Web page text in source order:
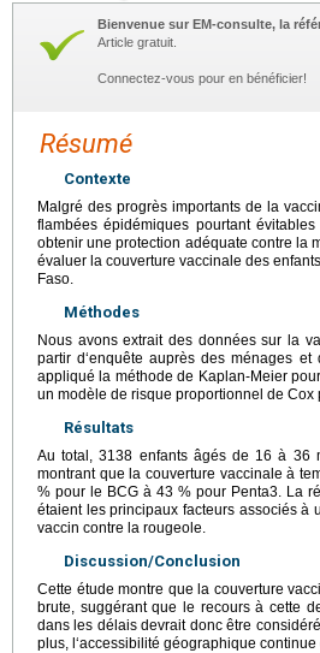
Bienvenue sur EM-consulte, la
Article gratuit.
Connectez-vous pour en bénéficier!
Résumé
Contexte
Malgré des progrès importants de la
flambées épidémiques pourtant
obtenir une protection adéquate contre la
évaluer la couverture vaccinale des
Faso.
Méthodes
Nous avons extrait des données sur la
partir d‘enquête auprès des ménages
appliqué la méthode de Kaplan-Meier
un modèle de risque proportionnel de
Résultats
Au total, 3138 enfants âgés de 16 à 36
montrant que la couverture vaccinale à
% pour le BCG à 43 % pour Penta3. La
étaient les principaux facteurs associés à
vaccin contre la rougeole.
Discussion/Conclusion
Cette étude montre que la couverture
brute, suggérant que le recours à cette
dans les délais devrait donc être
plus, l‘accessibilité géographique